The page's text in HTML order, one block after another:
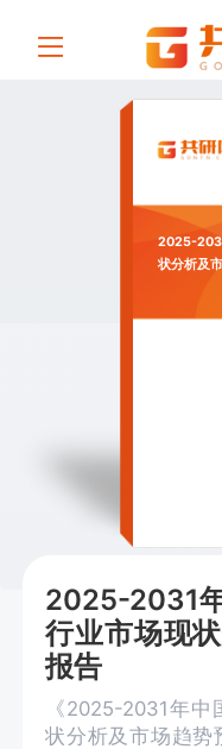
2025-
状分析及
2025-2031
行业市场现
报告
《2025-2031年
状分析及市场趋势